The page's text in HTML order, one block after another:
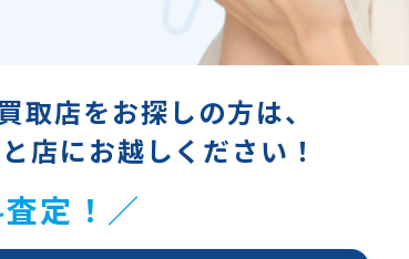
店をお探しの方は、
店にお越しください！
定！／